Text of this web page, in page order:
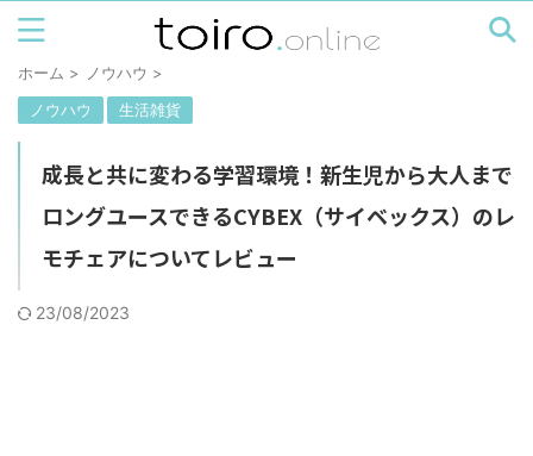
ホーム > ノウハウ >
ノウハウ
生活雑貨
成長と共に変わる学習環境！新生児から大人まで
ロングユースできるCYBEX（サイベックス）のレ
モチェアについてレビュー
23/08/2023